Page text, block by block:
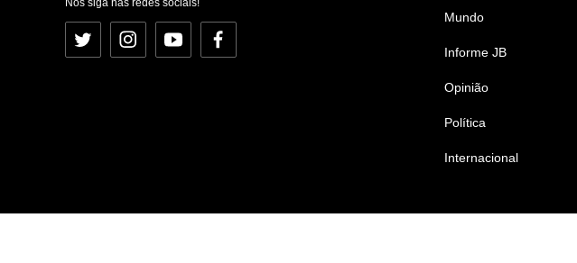
Nos siga nas redes sociais!
Twitter InstagramYouTubeFacebook
Mundo
Informe JB
Opinião
Política
Internacional